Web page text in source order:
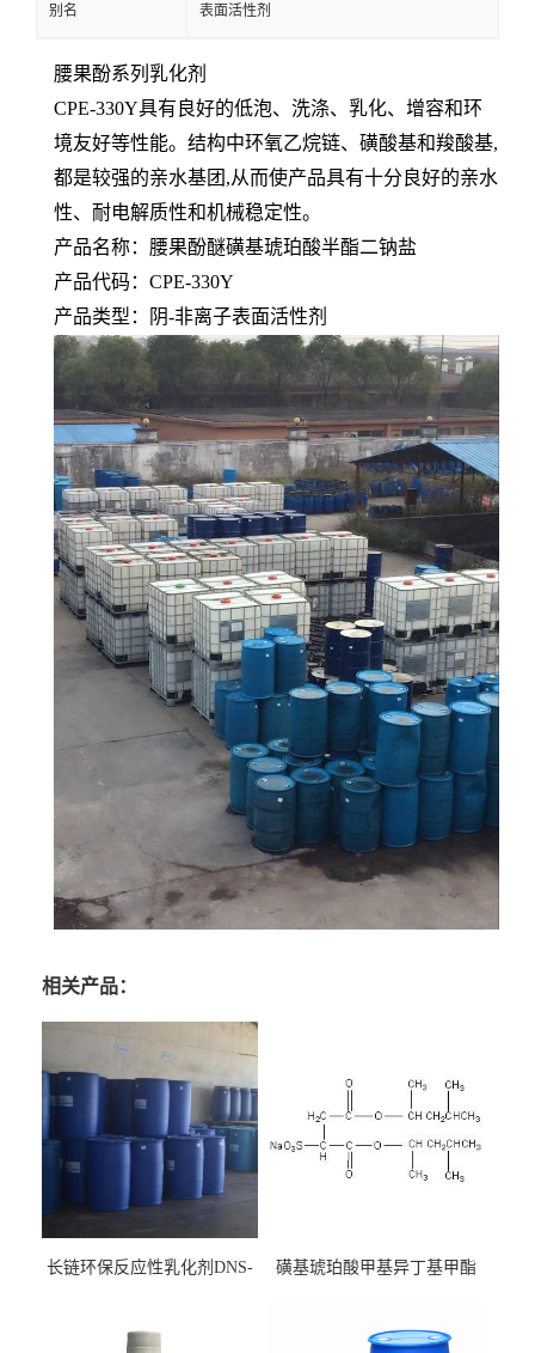
别名 表面活性剂
腰果酚系列乳化剂
CPE-330Y具有良好的低泡、洗涤、乳化、增容和环
境友好等性能。结构中环氧乙烷链、磺酸基和羧酸基,
都是较强的亲水基团,从而使产品具有十分良好的亲水
性、耐电解质性和机械稳定性。
产品名称：腰果酚醚磺基琥珀酸半酯二钠盐
产品代码：CPE-330Y
产品类型：阴-非离子表面活性剂
相关产品：
长链环保反应性乳化剂DNS-
磺基琥珀酸甲基异丁基甲酯